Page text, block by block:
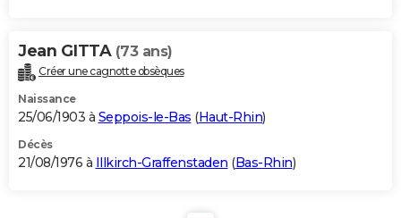
Jean GITTA (73 ans)
Créer une cagnotte obsèques
Naissance
25/06/1903 à Seppois-le-Bas (Haut-Rhin)
Décès
21/08/1976 à Illkirch-Graffenstaden (Bas-Rhin)